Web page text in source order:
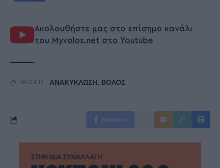
Ακολουθήστε μας στο επίσημο κανάλι
του Myvolos.net στο Youtube
TAGGED: ΑΝΑΚΥΚΛΩΣΗ, ΒΟΛΟΣ
Facebook